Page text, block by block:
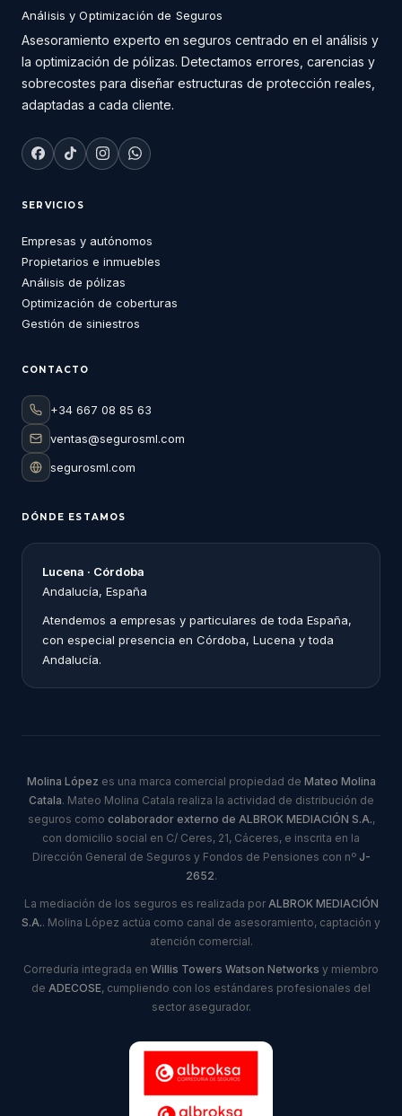
Análisis y Optimización de Seguros
Asesoramiento experto en seguros centrado en el análisis y
la optimización de pólizas. Detectamos errores, carencias y
sobrecostes para diseñar estructuras de protección reales,
adaptadas a cada cliente.
SERVICIOS
Empresas y autónomos
Propietarios e inmuebles
Análisis de pólizas
Optimización de coberturas
Gestión de siniestros
CONTACTO
+34 667 08 85 63
ventas@segurosml.com
segurosml.com
DÓNDE ESTAMOS
Lucena · Córdoba
Andalucía, España
Atendemos a empresas y particulares de toda España,
con especial presencia en Córdoba, Lucena y toda
Andalucía.
Molina López es una marca comercial propiedad de Mateo Molina
Catala. Mateo Molina Catala realiza la actividad de distribución de
seguros como colaborador externo de ALBROK MEDIACIÓN S.A.,
con domicilio social en C/ Ceres, 21, Cáceres, e inscrita en la
Dirección General de Seguros y Fondos de Pensiones con nº J-
2652.
La mediación de los seguros es realizada por ALBROK MEDIACIÓN
S.A.. Molina López actúa como canal de asesoramiento, captación y
atención comercial.
Correduría integrada en Willis Towers Watson Networks y miembro
de ADECOSE, cumpliendo con los estándares profesionales del
sector asegurador.